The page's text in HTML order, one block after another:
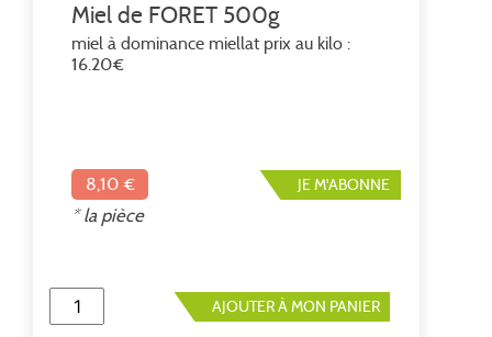
Miel de FORET 500g
miel à dominance miellat prix au kilo :
16.20€
JE M'ABONNE
8,10 €
* la pièce
AJOUTER À MON PANIER